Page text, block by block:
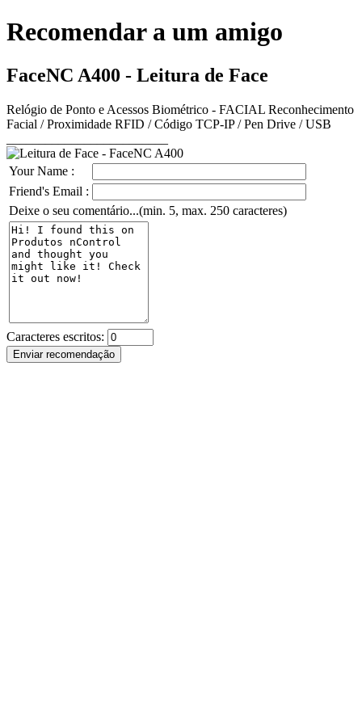
Recomendar a um amigo
FaceNC A400 - Leitura de Face
Relógio de Ponto e Acessos Biométrico - FACIAL Reconhecimento
Facial / Proximidade RFID / Código TCP-IP / Pen Drive / USB
Your Name :
Friend's Email :
Deixe o seu comentário...(min. 5, max. 250 caracteres)
Caracteres escritos: